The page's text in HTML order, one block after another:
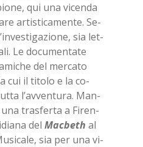
qui una vi­cen­da
ar­ti­sti­ca­men­te. Se­
sia let­
Le do­cu­men­ta­te
del mer­ca­to
cui il ti­to­lo e la co­
l’av­ven­tu­ra. Man­
tra­sfer­ta a Fi­ren­
del Mac­be­th al
sia per una vi­